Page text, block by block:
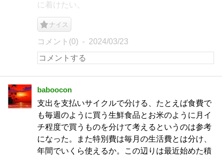
に着けたい。
ナイス
コメント(0) 2024/03/23
baboocon
支出を支払いサイクルで分ける、たとえば食費で
も毎週のように買う生鮮食品とお米のように月イ
チ程度で買うものを分けて考えるというのは参考
になった。また特別費は毎月の生活費とは分け、
年間でいくら使えるか。この辺りは最近始めた積